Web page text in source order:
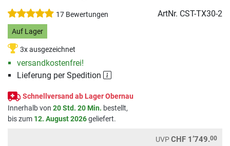
17 Bewertungen ArtNr. CST-TX30-2
Auf Lager
3x ausgezeichnet
versandkostenfrei!
Lieferung per Spedition
Schnellversand ab Lager Obernau
Innerhalb von 20 Std. 20 Min. bestellt,
bis zum 12. August 2026geliefert.
UVPCHF 1’749.00